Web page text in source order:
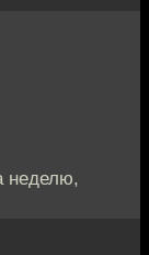
неделю,